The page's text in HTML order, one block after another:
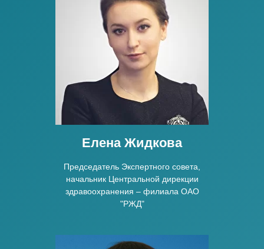
Елена Жидкова
Председатель Экспертного совета,
начальник Центральной дирекции
здравоохранения – филиала ОАО
"РЖД"